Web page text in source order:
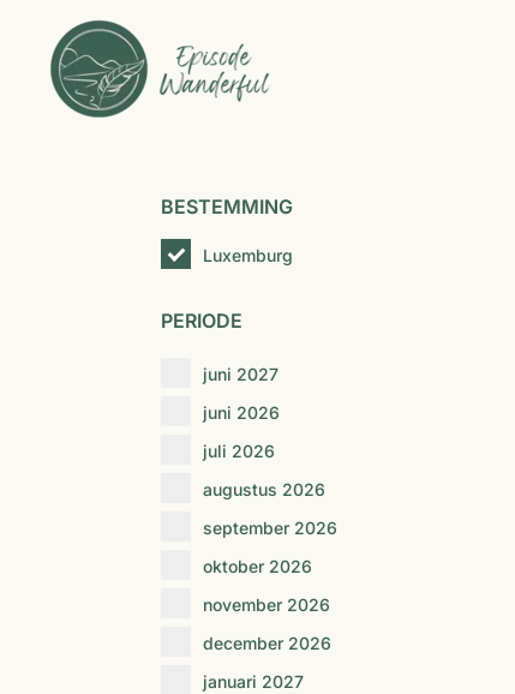
BESTEMMING
Luxemburg
PERIODE
juni 2027
juni 2026
juli 2026
augustus 2026
september 2026
oktober 2026
november 2026
december 2026
januari 2027